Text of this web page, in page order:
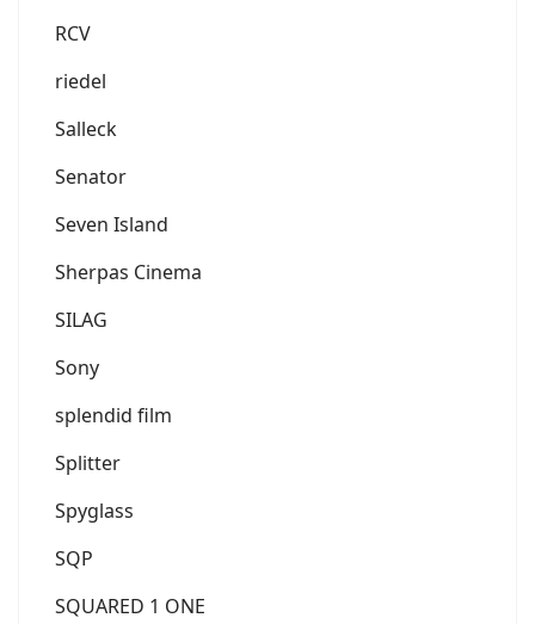
RCV
riedel
Salleck
Senator
Seven Island
Sherpas Cinema
SILAG
Sony
splendid film
Splitter
Spyglass
SQP
SQUARED 1 ONE